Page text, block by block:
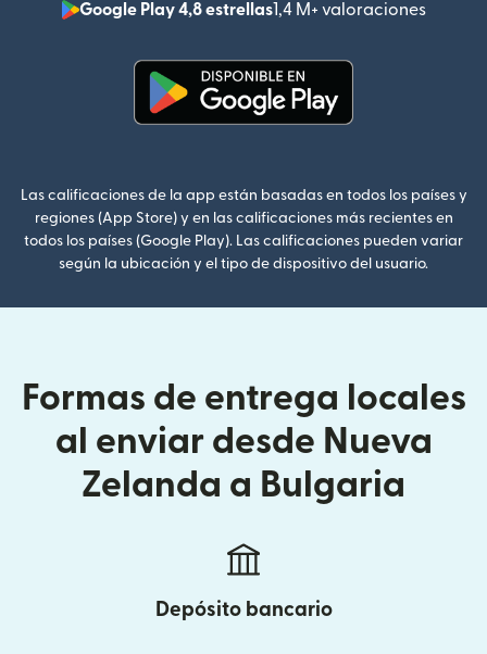
Google Play 4,8 estrellas1,4 M+ valoraciones
(se
Las calificaciones de la app están basadas en todos los países y
regiones (App Store) y en las calificaciones más recientes en
todos los países (Google Play). Las calificaciones pueden variar
según la ubicación y el tipo de dispositivo del usuario.
Formas de entrega locales
al enviar desde Nueva
Zelanda a Bulgaria
Depósito bancario